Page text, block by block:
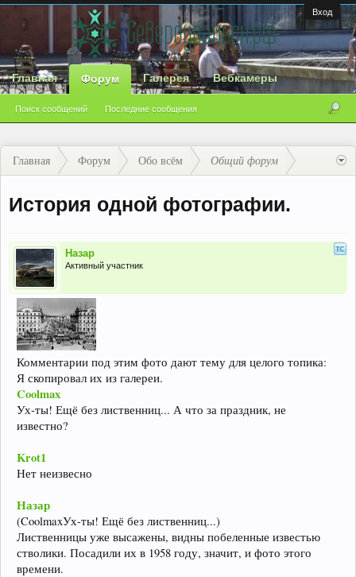
Вход
Главная Форум
Поиск сообщений Последние сообщения
Галерея Вебкамеры
Главная Форум Обо всём Общий форум
История одной фотографии.
Назар
Активный участник
Комментарии под этим фото дают тему для целого топика:
Я скопировал их из галереи.
Coolmax
Ух-ты! Ещё без лиственниц... А что за праздник, не
известно?
Krot1
Нет неизвесно
Назар
(CoolmaxУх-ты! Ещё без лиственниц...)
Лиственницы уже высажены, видны побеленные известью
стволики. Посадили их в 1958 году, значит, и фото этого
времени.